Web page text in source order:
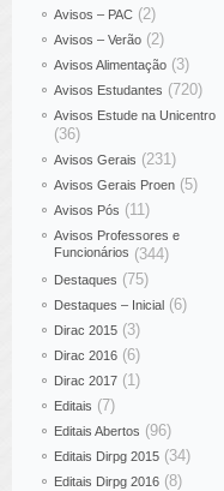
Avisos – PAC (2)
Avisos – Verão (2)
Avisos Alimentação (3)
Avisos Estudantes (720)
Avisos Estude na Unicentro
(36)
Avisos Gerais (231)
Avisos Gerais Proen (5)
Avisos Pós (11)
Avisos Professores e
Funcionários (344)
Destaques (75)
Destaques – Inicial (6)
Dirac 2015 (3)
Dirac 2016 (6)
Dirac 2017 (1)
Editais (7)
Editais Abertos (96)
Editais Dirpg 2015 (34)
Editais Dirpg 2016 (8)